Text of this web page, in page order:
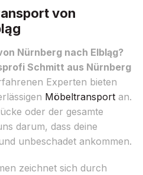
von
Nürnberg nach Elbląg?
Schmitt aus Nürnberg
Experten bieten
Möbeltransport an.
oder der gesamte
darum, dass deine
unbeschadet ankommen.
zeichnet sich durch